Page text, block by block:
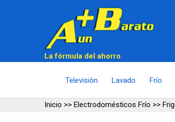
La fórmula del ahorro
Televisión Lavado Frío
Inicio >> Electrodomésticos Frío >>